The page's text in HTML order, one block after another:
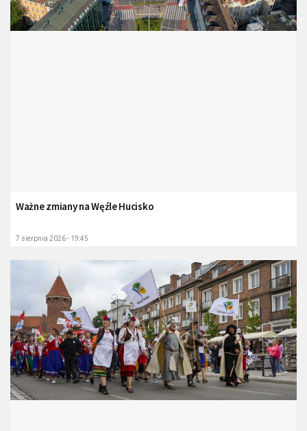
Ważne zmiany na Węźle Hucisko
7 sierpnia 2026 - 19:45